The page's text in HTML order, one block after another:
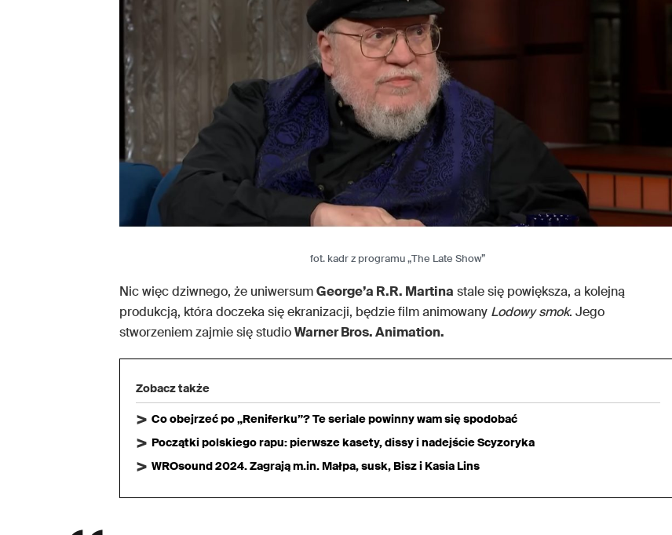
fot. kadr z programu „The Late Show”
Nic więc dziwnego, że uniwersumGeorge’a R.R. Martina stale się powiększa, a kolejną
produkcją, która doczeka się ekranizacji, będzie film animowany Lodowy smok. Jego
stworzeniem zajmie się studioWarner Bros. Animation.
Zobacz także
Co obejrzeć po „Reniferku”? Te seriale powinny wam się spodobać
Początki polskiego rapu: pierwsze kasety, dissy i nadejście Scyzoryka
WROsound 2024. Zagrają m.in. Małpa, susk, Bisz i Kasia Lins